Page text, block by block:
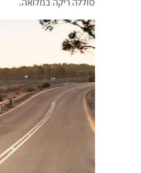
סוללה ריקה במלואה.